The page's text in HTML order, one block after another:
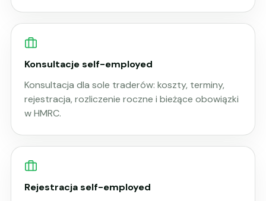
Konsultacje self-employed
Konsultacja dla sole traderów: koszty, terminy,
rejestracja, rozliczenie roczne i bieżące obowiązki
w HMRC.
Rejestracja self-employed